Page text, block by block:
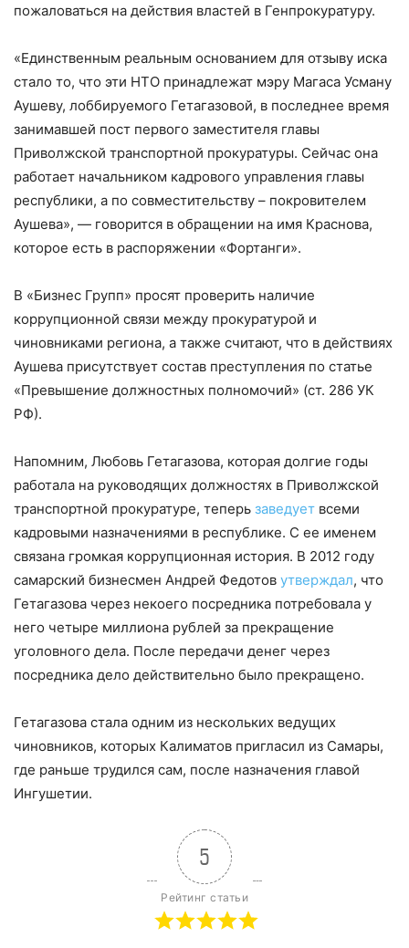
пожаловаться на действия властей в Генпрокуратуру.
«Единственным реальным основанием для отзыву иска
стало то, что эти НТО принадлежат мэру Магаса Усману
Аушеву, лоббируемого Гетагазовой, в последнее время
занимавшей пост первого заместителя главы
Приволжской транспортной прокуратуры. Сейчас она
работает начальником кадрового управления главы
республики, а по совместительству – покровителем
Аушева», — говорится в обращении на имя Краснова,
которое есть в распоряжении «Фортанги».
В «Бизнес Групп» просят проверить наличие
коррупционной связи между прокуратурой и
чиновниками региона, а также считают, что в действиях
Аушева присутствует состав преступления по статье
«Превышение должностных полномочий» (ст. 286 УК
РФ).
Напомним, Любовь Гетагазова, которая долгие годы
работала на руководящих должностях в Приволжской
транспортной прокуратуре, теперь заведует всеми
кадровыми назначениями в республике. С ее именем
связана громкая коррупционная история. В 2012 году
самарский бизнесмен Андрей Федотов утверждал, что
Гетагазова через некоего посредника потребовала у
него четыре миллиона рублей за прекращение
уголовного дела. После передачи денег через
посредника дело действительно было прекращено.
Гетагазова стала одним из нескольких ведущих
чиновников, которых Калиматов пригласил из Самары,
где раньше трудился сам, после назначения главой
Ингушетии.
5
Рейтинг статьи